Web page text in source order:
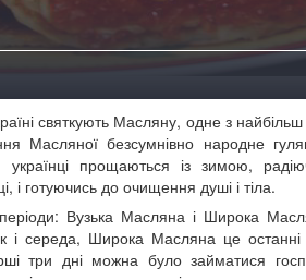
святкують Масляну, одне з найбільш
Масляної безсумнівно народне
прощаються із зимою,
і готуючись до очищення душі і тіла.
Вузька Масляна і Широка
і середа, Широка Масляна це останні
три дні можна було займатися